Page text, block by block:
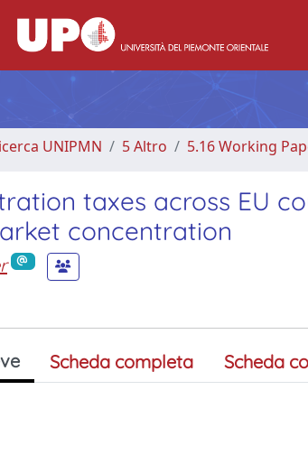
UNIPMN 5 Altro 5.16 Working
taxes across EU
concentration
Scheda completa Scheda